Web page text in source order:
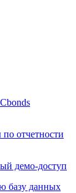
отчетности
демо-доступ
базу данных